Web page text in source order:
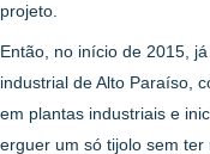
projeto.
Então, no início de 2015,
industrial de Alto Paraíso,
em plantas industriais e
erguer um só tijolo sem